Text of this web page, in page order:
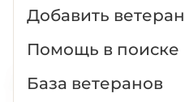
Добавить
Помощь в поиске
База ветеранов